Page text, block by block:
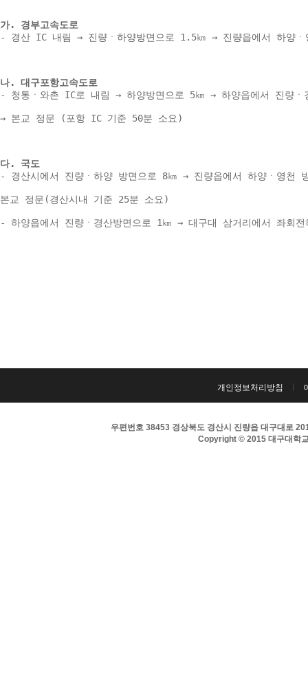
가. 경부고속도로
- 경산 IC 내림 → 진량ㆍ하양방면으로 1.5㎞ → 진량읍에서 하양
나. 대구포항고속도로
- 청통ㆍ와촌 IC로 내림 → 하양방면으로 5㎞ → 하양읍에서 진량
→ 본교 정문 (포항 IC 기준 50분 소요)
다. 국도
- 경산시에서 진량ㆍ하양 방면으로 8㎞ → 진량읍에서 하양ㆍ영
본교 정문(경산시내 기준 25분 소요)
- 하양읍에서 진량ㆍ경산방면으로 1㎞ → 대구대 삼거리에서 좌
개인정보처리방침
우편번호 38453 경상북도 경산시 진량읍 대구대로
Copyright © 2015 대구대학